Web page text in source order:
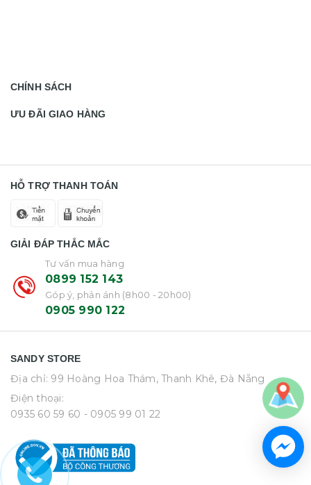
CHÍNH SÁCH
ƯU ĐÃI GIAO HÀNG
HỖ TRỢ THANH TOÁN
GIẢI ĐÁP THẮC MẮC
Tư vấn mua hàng
0899 152 143
Góp ý, phản ánh (8h00 - 20h00)
0905 990 122
SANDY STORE
Địa chỉ: 99 Hoàng Hoa Thám, Thanh Khê, Đà Nẵng
Điện thoại:
0935 60 59 60 - 0905 99 01 22